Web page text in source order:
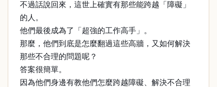
不過話說回來，這世上確實有那些能跨越「障礙」
的人。
他們最後成為了「超強的工作高手」。
那麼，他們到底是怎麼翻過這些高牆，又如何解決
那些不合理的問題呢？
答案很簡單。
因為他們身邊有教他們怎麼跨越障礙、解決不合理